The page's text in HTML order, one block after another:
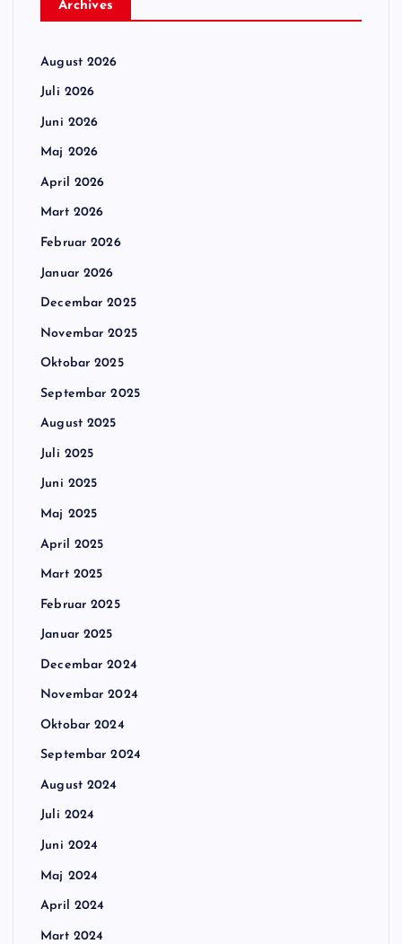
Archives
August 2026
Juli 2026
Juni 2026
Maj 2026
April 2026
Mart 2026
Februar 2026
Januar 2026
Decembar 2025
Novembar 2025
Oktobar 2025
Septembar 2025
August 2025
Juli 2025
Juni 2025
Maj 2025
April 2025
Mart 2025
Februar 2025
Januar 2025
Decembar 2024
Novembar 2024
Oktobar 2024
Septembar 2024
August 2024
Juli 2024
Juni 2024
Maj 2024
April 2024
Mart 2024